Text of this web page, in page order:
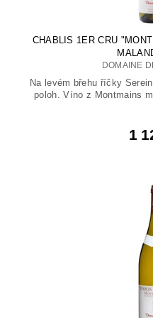
CHABLIS 1ER CRU
DOMAINE
Na levém břehu říčky
poloh. Víno z Montmains
1